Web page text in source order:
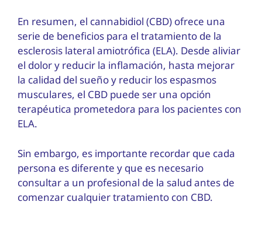
En resumen, el cannabidiol (CBD) ofrece una
serie de beneficios para el tratamiento de la
esclerosis lateral amiotrófica (ELA). Desde aliviar
el dolor y reducir la inflamación, hasta mejorar
la calidad del sueño y reducir los espasmos
musculares, el CBD puede ser una opción
terapéutica prometedora para los pacientes con
ELA.
Sin embargo, es importante recordar que cada
persona es diferente y que es necesario
consultar a un profesional de la salud antes de
comenzar cualquier tratamiento con CBD.